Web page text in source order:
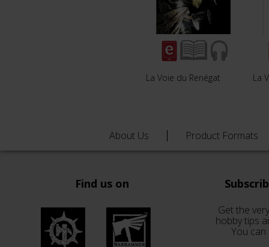
La Voie du Renégat La
About Us Product Formats
Find us on
Get the
hobby tips
You